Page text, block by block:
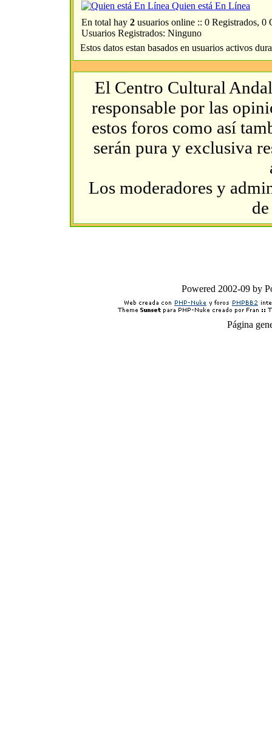
Quien está En Línea
En total hay 2 usuarios online :: 0 Registrados,
Usuarios Registrados: Ninguno
Estos datos estan basados en usuarios activos
El Centro Cultural
responsable por las
estos foros como así
serán pura y exclusiva
Los moderadores y
Powered 2002-09 by
Página